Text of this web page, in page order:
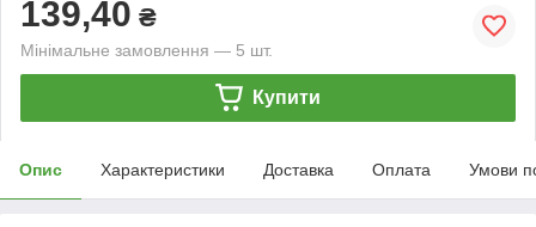
139,40 ₴
Мінімальне замовлення — 5 шт.
Купити
Опис Характеристики Доставка Оплата Умови